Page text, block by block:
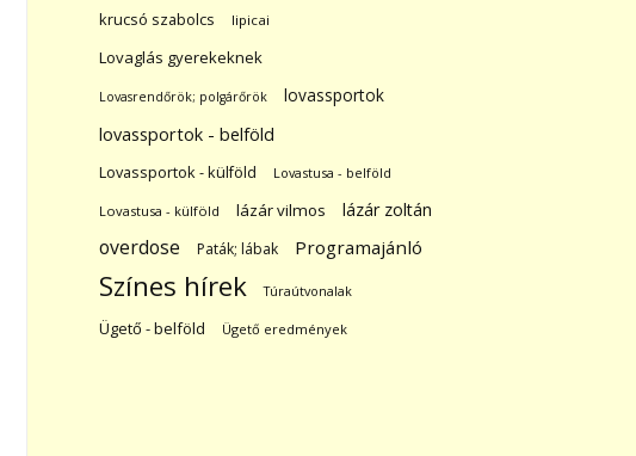
krucsó szabolcs lipicai
Lovaglás gyerekeknek
Lovasrendőrök; polgárőrök
lovassportok
lovassportok - belföld
Lovassportok - külföld Lovastusa - belföld
Lovastusa - külföld lázár vilmos lázár zoltán
overdose Paták; lábak Programajánló
Színes hírek Túraútvonalak
Ügető - belföld Ügető eredmények